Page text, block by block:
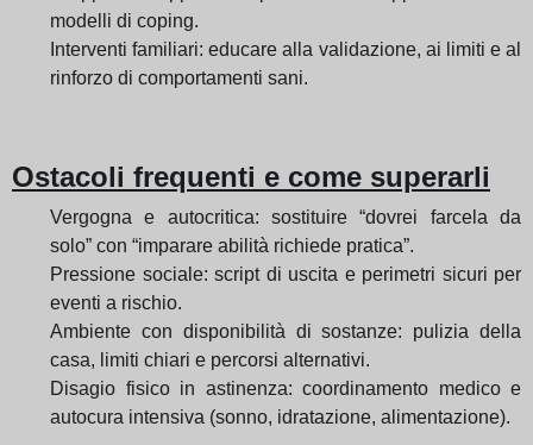
modelli di coping.
Interventi familiari: educare alla validazione, ai limiti e al
rinforzo di comportamenti sani.
Ostacoli frequenti e come superarli
Vergogna e autocritica: sostituire “dovrei farcela da
solo” con “imparare abilità richiede pratica”.
Pressione sociale: script di uscita e perimetri sicuri per
eventi a rischio.
Ambiente con disponibilità di sostanze: pulizia della
casa, limiti chiari e percorsi alternativi.
Disagio fisico in astinenza: coordinamento medico e
autocura intensiva (sonno, idratazione, alimentazione).